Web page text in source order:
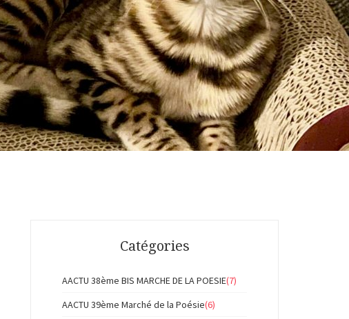
Catégories
AACTU 38ème BIS MARCHE DE LA POESIE(7)
AACTU 39ème Marché de la Poésie(6)